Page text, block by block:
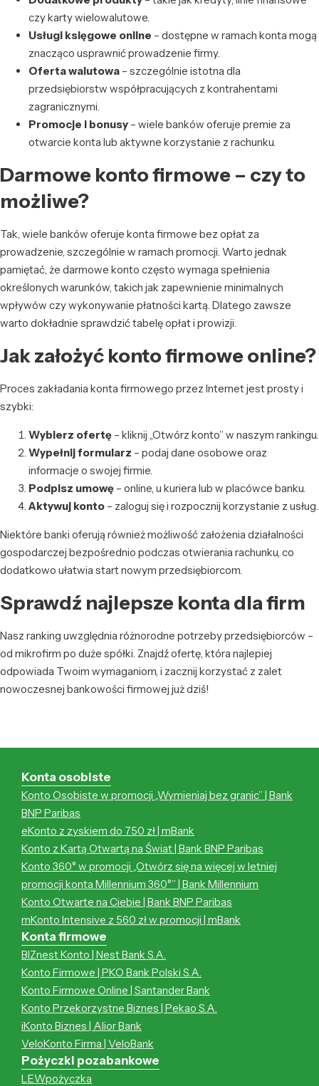
czy karty wielowalutowe.
Usługi księgowe online – dostępne w ramach konta mogą
znacząco usprawnić prowadzenie firmy.
Oferta walutowa – szczególnie istotna dla
przedsiębiorstw współpracujących z kontrahentami
zagranicznymi.
Promocje i bonusy – wiele banków oferuje premie za
otwarcie konta lub aktywne korzystanie z rachunku.
Darmowe konto firmowe – czy to
możliwe?
Tak, wiele banków oferuje konta firmowe bez opłat za
prowadzenie, szczególnie w ramach promocji. Warto jednak
pamiętać, że darmowe konto często wymaga spełnienia
określonych warunków, takich jak zapewnienie minimalnych
wpływów czy wykonywanie płatności kartą. Dlatego zawsze
warto dokładnie sprawdzić tabelę opłat i prowizji.
Jak założyć konto firmowe online?
Proces zakładania konta firmowego przez Internet jest prosty i
szybki:
Wybierz ofertę – kliknij „Otwórz konto” w naszym rankingu.
Wypełnij formularz – podaj dane osobowe oraz
informacje o swojej firmie.
Podpisz umowę – online, u kuriera lub w placówce banku.
Aktywuj konto – zaloguj się i rozpocznij korzystanie z usług.
Niektóre banki oferują również możliwość założenia działalności
gospodarczej bezpośrednio podczas otwierania rachunku, co
dodatkowo ułatwia start nowym przedsiębiorcom.
Sprawdź najlepsze konta dla firm
Nasz ranking uwzględnia różnorodne potrzeby przedsiębiorców –
od mikrofirm po duże spółki. Znajdź ofertę, która najlepiej
odpowiada Twoim wymaganiom, i zacznij korzystać z zalet
nowoczesnej bankowości firmowej już dziś!
Konta osobiste
Konto Osobiste w promocji „Wymieniaj bez granic” | Bank
BNP Paribas
eKonto z zyskiem do 750 zł | mBank
Konto z Kartą Otwartą na Świat | Bank BNP Paribas
Konto 360° w promocji „Otwórz się na więcej w letniej
promocji konta Millennium 360°” | Bank Millennium
Konto Otwarte na Ciebie | Bank BNP Paribas
mKonto Intensive z 560 zł w promocji | mBank
Konta firmowe
BIZnest Konto | Nest Bank S.A.
Konto Firmowe | PKO Bank Polski S.A.
Konto Firmowe Online | Santander Bank
Konto Przekorzystne Biznes | Pekao S.A.
iKonto Biznes | Alior Bank
VeloKonto Firma | VeloBank
Pożyczki pozabankowe
LEWpożyczka